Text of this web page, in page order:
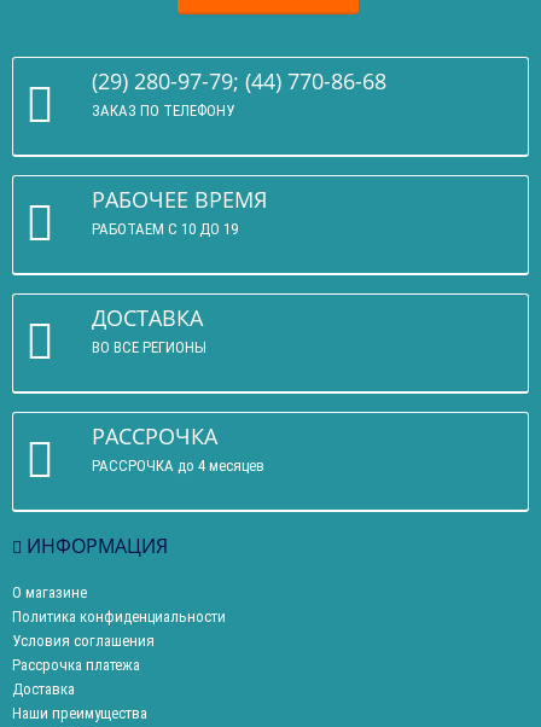
(29) 280-97-79; (44) 770-86-68
ЗАКАЗ ПО ТЕЛЕФОНУ
РАБОЧЕЕ ВРЕМЯ
РАБОТАЕМ С 10 ДО 19
ДОСТАВКА
ВО ВСЕ РЕГИОНЫ
РАССРОЧКА
РАССРОЧКА до 4 месяцев
ИНФОРМАЦИЯ
О магазине
Политика конфиденциальности
Условия соглашения
Рассрочка платежа
Доставка
Наши преимущества